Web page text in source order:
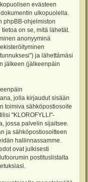
evästeen
ulkopuolella.
phpBB-ohjelmiston
on se, mitä lähetät.
anonyyminä
ja lähettämäsi
jälkeen (jälkeenpäin
jolla kirjaudut sisään
toimiva sähköpostiosoite
"KLOROFYLLI"-
jossa palvelin sijaitsee.
ja sähköpostiosoitteen
hallinnassamme.
ovat julkisesti
postituslistalta